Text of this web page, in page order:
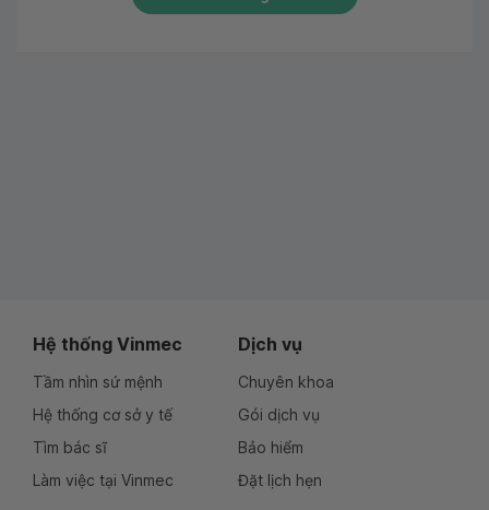
Hệ thống Vinmec
Tầm nhìn sứ mệnh
Hệ thống cơ sở y tế
Tìm bác sĩ
Làm việc tại Vinmec
Dịch vụ
Chuyên khoa
Gói dịch vụ
Bảo hiểm
Đặt lịch hẹn